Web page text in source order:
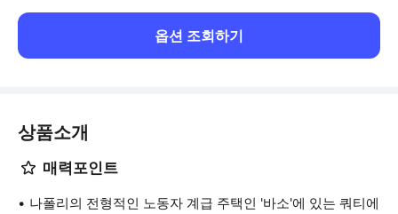
옵션 조회하기
상품소개
매력포인트
나폴리의 전형적인 노동자 계급 주택인 '바소'에 있는 쿼티에